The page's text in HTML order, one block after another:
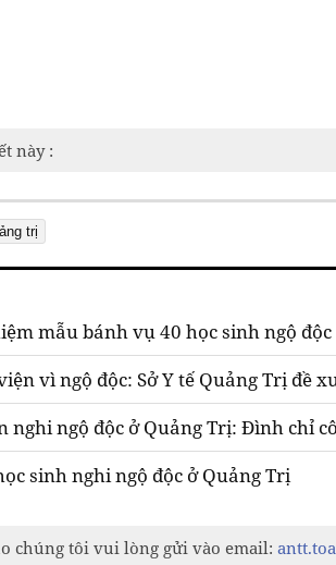
này :
trị
mẫu bánh vụ 40 học sinh ngộ
vì ngộ độc: Sở Y tế Quảng Trị đề
nghi ngộ độc ở Quảng Trị: Đình chỉ
sinh nghi ngộ độc ở Quảng Trị
chúng tôi vui lòng gửi vào email: